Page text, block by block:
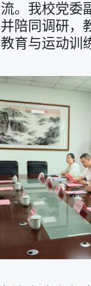
。我校党委
陪同调研，
育与运动训